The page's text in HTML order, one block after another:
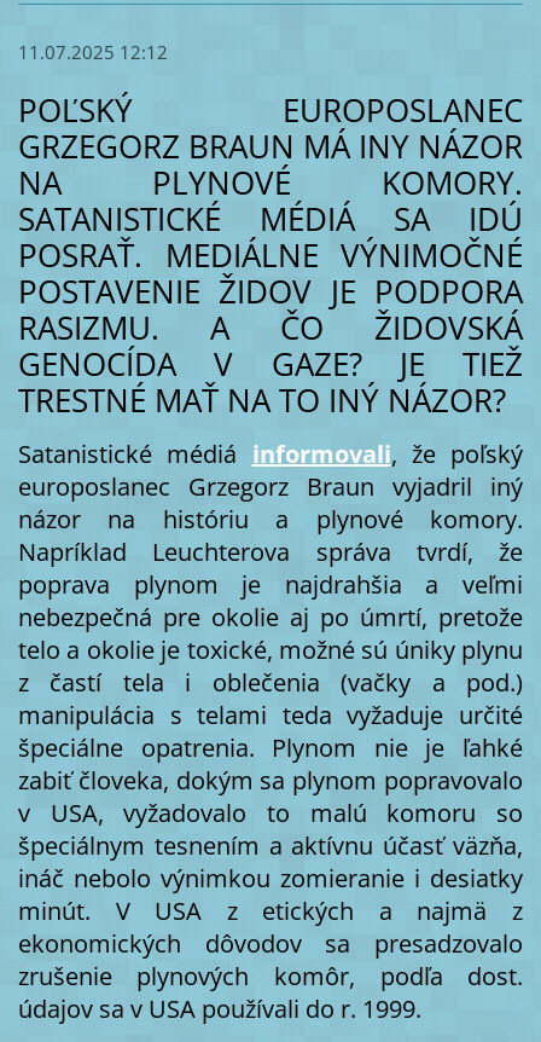
11.07.2025 12:12
POĽSKÝ EUROPOSLANEC
GRZEGORZ BRAUN MÁ INY NÁZOR
NA PLYNOVÉ KOMORY.
SATANISTICKÉ MÉDIÁ SA IDÚ
POSRAŤ. MEDIÁLNE VÝNIMOČNÉ
POSTAVENIE ŽIDOV JE PODPORA
RASIZMU. A ČO ŽIDOVSKÁ
GENOCÍDA V GAZE? JE TIEŽ
TRESTNÉ MAŤ NA TO INÝ NÁZOR?
Satanistické médiá informovali, že poľský
europoslanec Grzegorz Braun vyjadril iný
názor na históriu a plynové komory.
Napríklad Leuchterova správa tvrdí, že
poprava plynom je najdrahšia a veľmi
nebezpečná pre okolie aj po úmrtí, pretože
telo a okolie je toxické, možné sú úniky plynu
z častí tela i oblečenia (vačky a pod.)
manipulácia s telami teda vyžaduje určité
špeciálne opatrenia. Plynom nie je ľahké
zabiť človeka, dokým sa plynom popravovalo
v USA, vyžadovalo to malú komoru so
špeciálnym tesnením a aktívnu účasť väzňa,
ináč nebolo výnimkou zomieranie i desiatky
minút. V USA z etických a najmä z
ekonomických dôvodov sa presadzovalo
zrušenie plynových komôr, podľa dost.
údajov sa v USA používali do r. 1999.